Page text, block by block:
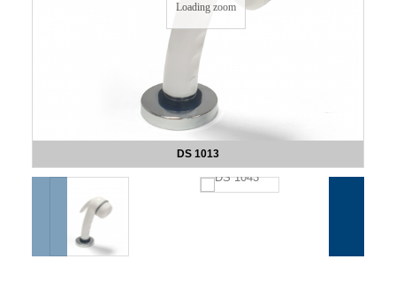
DS 1013
Loading zoom